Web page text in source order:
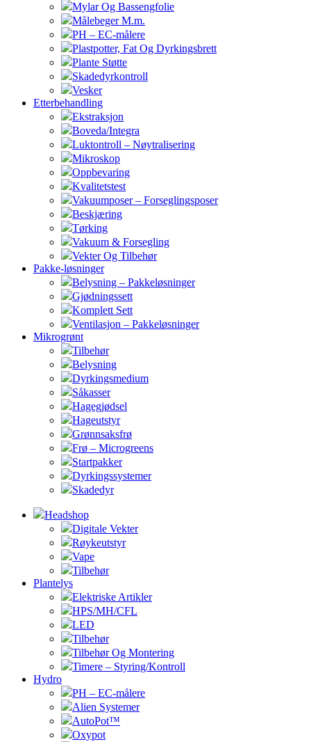
Mylar Og Bassengfolie
Målebeger M.m.
PH – EC-målere
Plastpotter, Fat Og Dyrkingsbrett
Plante Støtte
Skadedyrkontroll
Vesker
Etterbehandling
Ekstraksjon
Boveda/Integra
Luktontroll – Nøytralisering
Mikroskop
Oppbevaring
Kvalitetstest
Vakuumposer – Forseglingsposer
Beskjæring
Tørking
Vakuum & Forsegling
Vekter Og Tilbehør
Pakke-løsninger
Belysning – Pakkeløsninger
Gjødningssett
Komplett Sett
Ventilasjon – Pakkeløsninger
Mikrogrønt
Tilbehør
Belysning
Dyrkingsmedium
Såkasser
Hagegjødsel
Hageutstyr
Grønnsaksfrø
Frø – Microgreens
Startpakker
Dyrkingssystemer
Skadedyr
Headshop
Digitale Vekter
Røykeutstyr
Vape
Tilbehør
Plantelys
Elektriske Artikler
HPS/MH/CFL
LED
Tilbehør
Tilbehør Og Montering
Timere – Styring/Kontroll
Hydro
PH – EC-målere
Alien Systemer
AutoPot™
Oxypot